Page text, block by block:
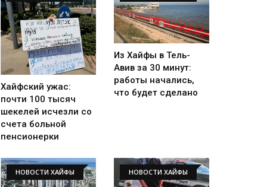
Хайфский ужас:
почти 100 тысяч
шекелей исчезли со
счета больной
пенсионерки
Из Хайфы в Тель-
Авив за 30 минут:
работы начались,
что будет сделано
НОВОСТИ ХАЙФЫ НОВОСТИ ХАЙФЫ